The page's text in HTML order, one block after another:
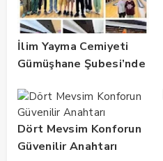
İlim Yayma Cemiyeti
Gümüşhane Şubesi’nde
Coşkusu
Dört Mevsim Konforun
Güvenilir Anahtarı